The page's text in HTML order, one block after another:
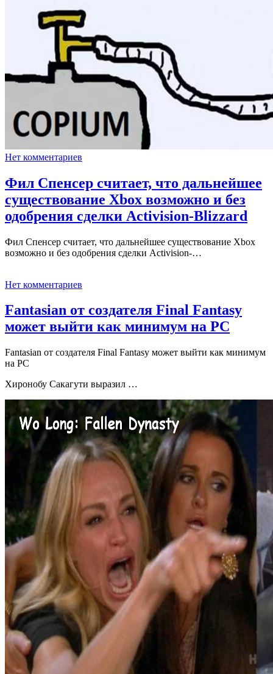
Нет комментариев
Фил Спенсер считает, что дальнейшее
существование Xbox возможно и без
одобрения сделки Activision-Blizzard
Фил Спенсер считает, что дальнейшее существование Xbox
возможно и без одобрения сделки Activision-…
Нет комментариев
Fantasian от создателя Final Fantasy
может выйти как минимум на PC
Fantasian от создателя Final Fantasy может выйти как минимум
на PC
Хиронобу Сакагути выразил …